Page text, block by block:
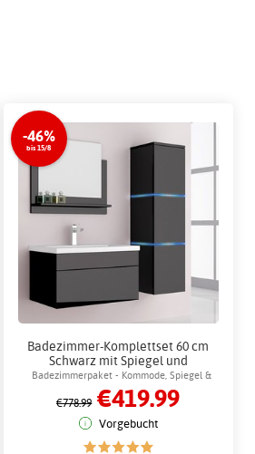
-46%
bis 15/8
Badezimmer-Komplettset 60 cm
Schwarz mit Spiegel und
Seitenschrank - Jack +
Klopapierhalterung
Badezimmerpaket - Kommode, Spiegel &
Badezimmerschrank mit LED-Beleuchtung
€778.99 €419.99
Vorgebucht